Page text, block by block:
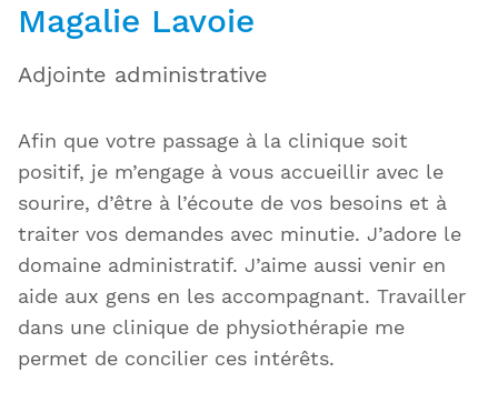
Magalie Lavoie
Adjointe administrative
Afin que votre passage à la clinique soit
positif, je m’engage à vous accueillir avec le
sourire, d’être à l’écoute de vos besoins et à
traiter vos demandes avec minutie. J’adore le
domaine administratif. J’aime aussi venir en
aide aux gens en les accompagnant. Travailler
dans une clinique de physiothérapie me
permet de concilier ces intérêts.